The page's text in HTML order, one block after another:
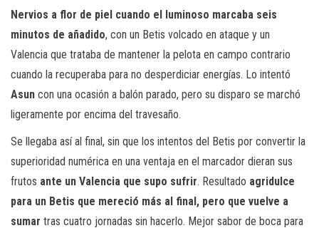
Nervios a flor de piel cuando el luminoso marcaba seis
minutos de añadido, con un Betis volcado en ataque y un
Valencia que trataba de mantener la pelota en campo contrario
cuando la recuperaba para no desperdiciar energías. Lo intentó
Asun con una ocasión a balón parado, pero su disparo se marchó
ligeramente por encima del travesaño.
Se llegaba así al final, sin que los intentos del Betis por convertir la
superioridad numérica en una ventaja en el marcador dieran sus
frutos ante un Valencia que supo sufrir. Resultado agridulce
para un Betis que mereció más al final, pero que vuelve a
sumar tras cuatro jornadas sin hacerlo. Mejor sabor de boca para